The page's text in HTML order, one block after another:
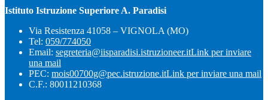
Istituto Istruzione Superiore A. Paradisi
Via Resistenza 41058 – VIGNOLA (MO)
Tel: 059/774050
Email: segreteria@iisparadisi.istruzioneer.itLink per inviare
una mail
PEC: mois00700g@pec.istruzione.itLink per inviare una mail
C.F.: 80011210368